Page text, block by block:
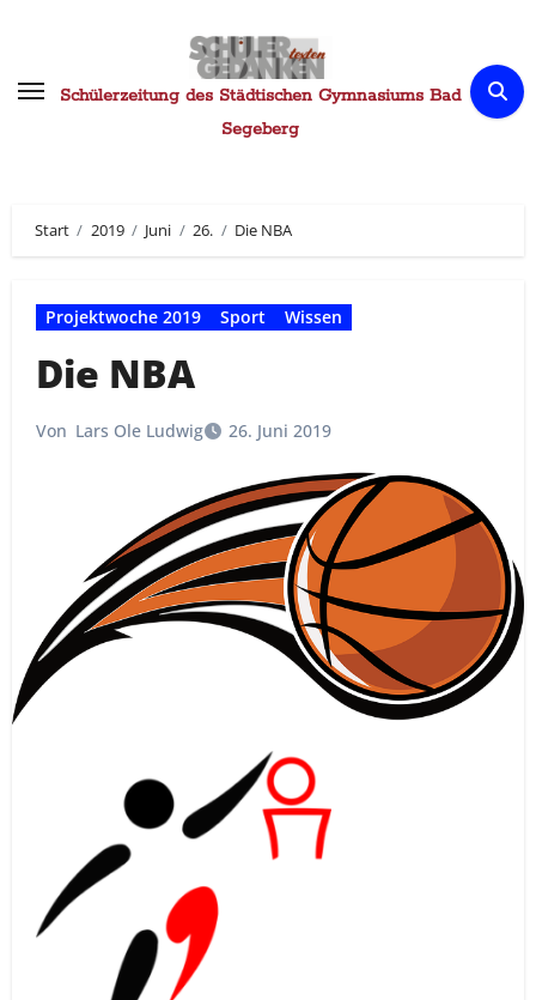
springenSchülerzeitung des Städtischen Gymnasiums Bad
Segeberg
Start 2019 Juni 26. Die NBA
Projektwoche 2019 Sport Wissen
Die NBA
Von Lars Ole Ludwig 26. Juni 2019